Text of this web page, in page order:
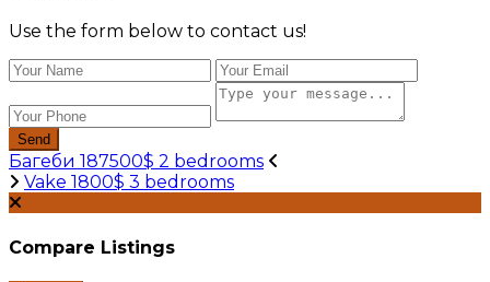
Use the form below to contact us!
Send
Багеби 187500$ 2 bedrooms
Vake 1800$ 3 bedrooms
Compare Listings